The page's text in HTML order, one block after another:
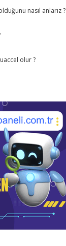
nasıl anlarız ?
olur ?